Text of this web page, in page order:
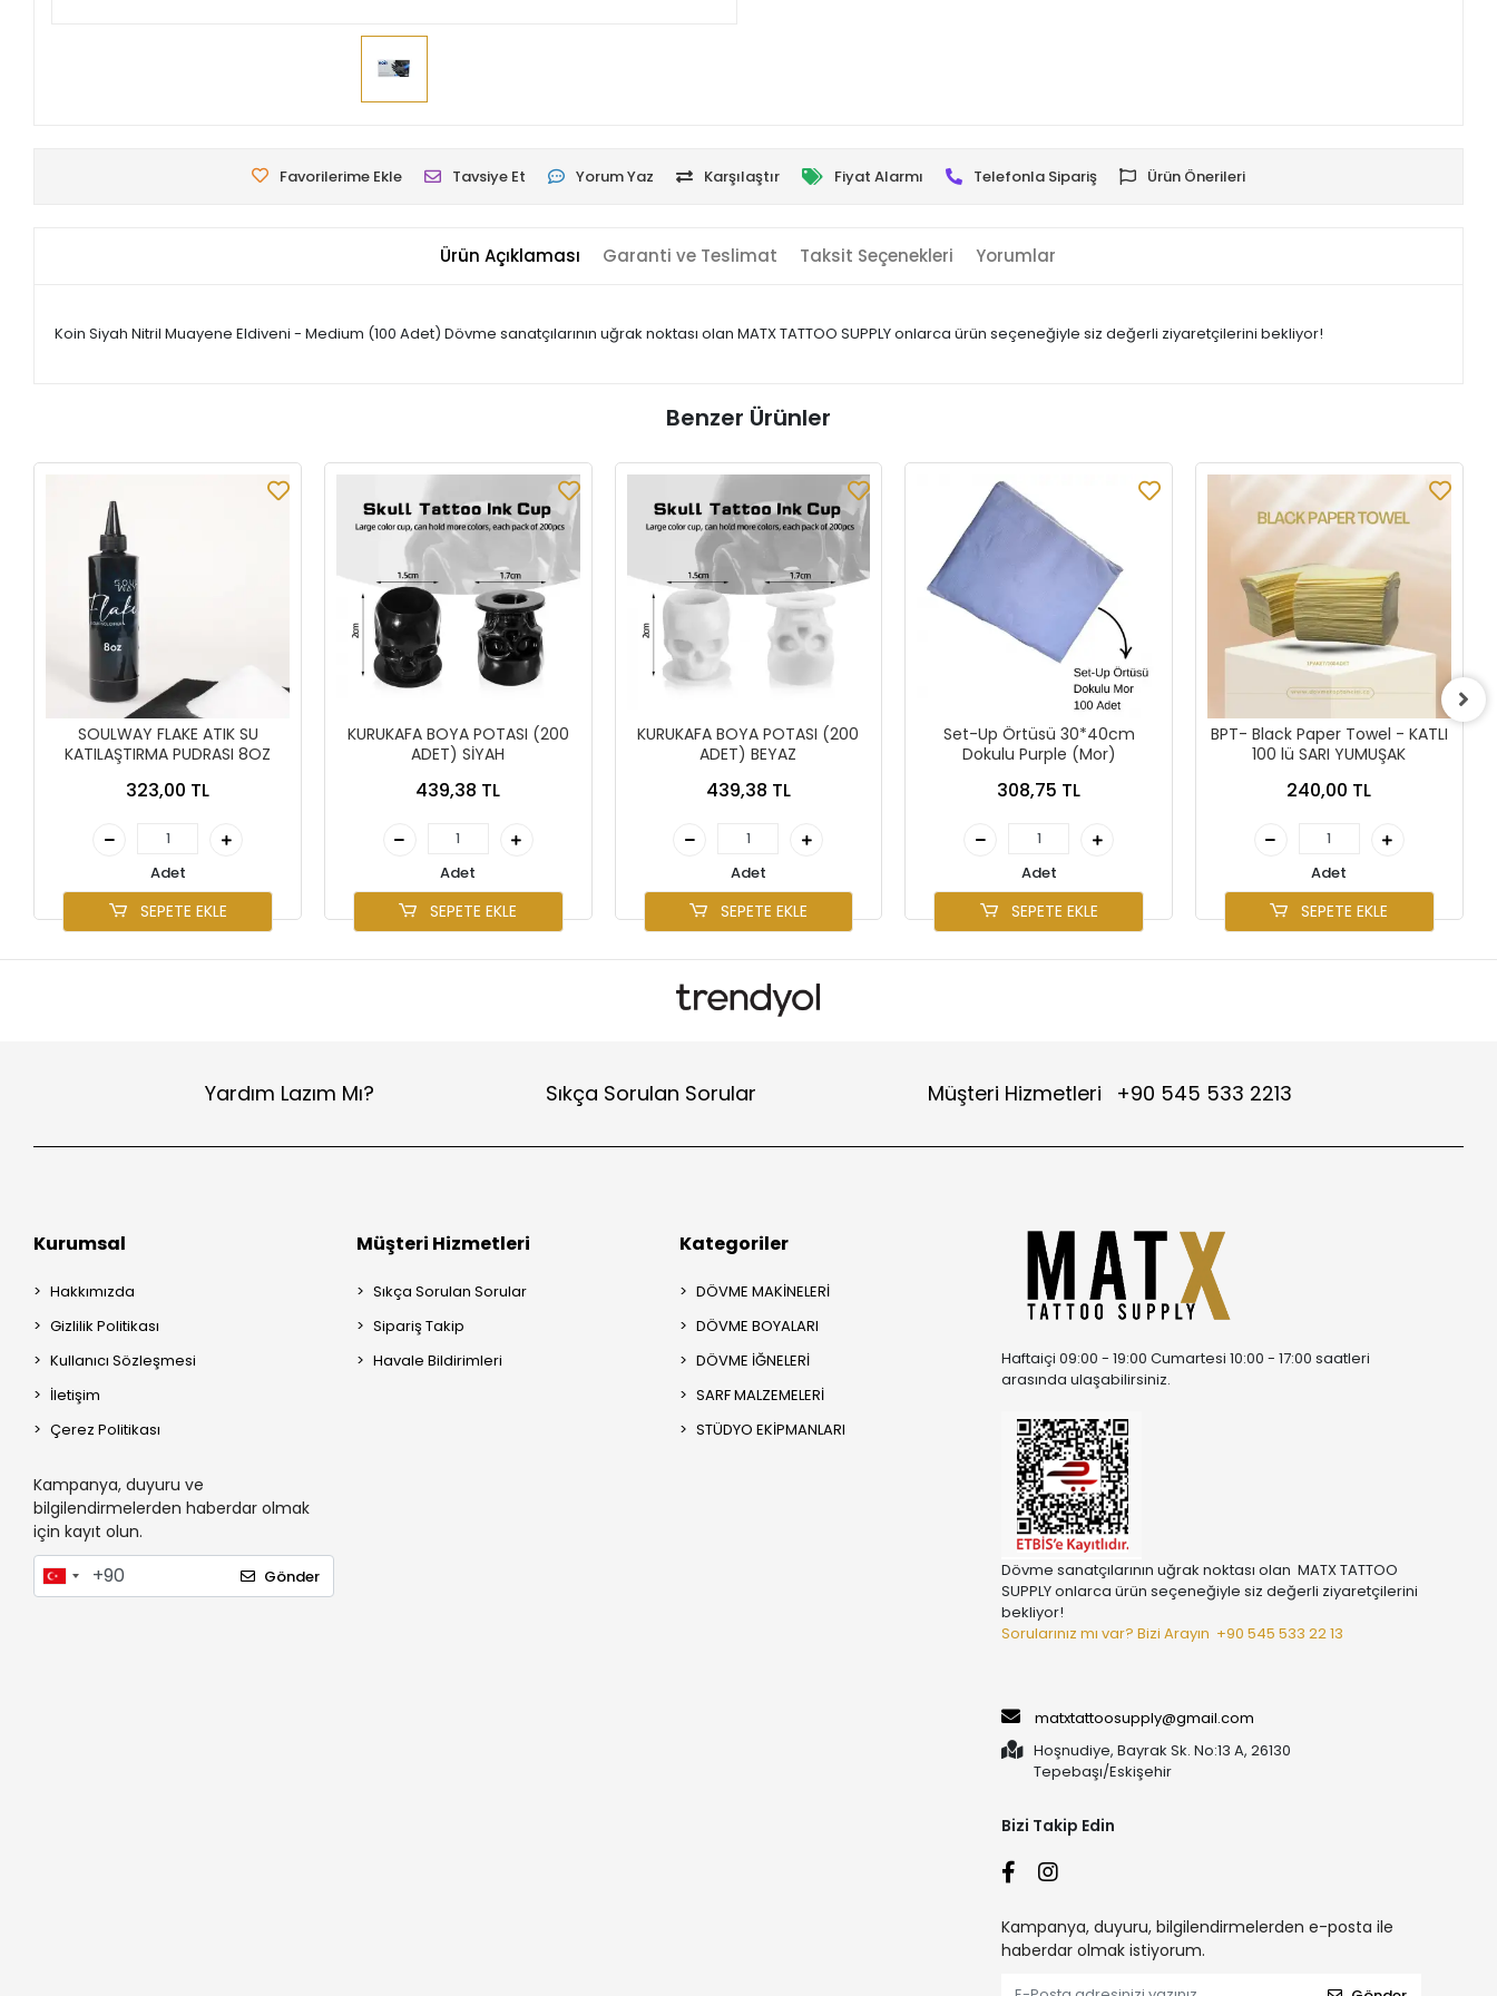
Favorilerime Ekle Tavsiye Et Yorum Yaz Karşılaştır Fiyat Alarmı Telefonla Sipariş Ürün Önerileri
Ürün Açıklaması Garanti ve Teslimat Taksit Seçenekleri Yorumlar
Koin Siyah Nitril Muayene Eldiveni - Medium (100 Adet) Dövme sanatçılarının uğrak noktası olan MATX TATTOO SUPPLY onlarca ürün seçeneğiyle siz değerli ziyaretçilerini bekliyor!
Benzer Ürünler
SOULWAY FLAKE ATIK SU
KATILAŞTIRMA PUDRASI 8OZ
323,00 TL
Adet
SEPETE EKLE
KURUKAFA BOYA POTASI (200
ADET) SİYAH
439,38 TL
Adet
SEPETE EKLE
KURUKAFA BOYA POTASI (200
ADET) BEYAZ
439,38 TL
Adet
SEPETE EKLE
Set-Up Örtüsü 30*40cm
Dokulu Purple (Mor)
308,75 TL
Adet
SEPETE EKLE
BPT- Black Paper Towel - KATLI
100 lü SARI YUMUŞAK
240,00 TL
Adet
SEPETE EKLE
Yardım Lazım Mı? Sıkça Sorulan Sorular Müşteri Hizmetleri +90 545 533 2213
Kurumsal
Hakkımızda
Gizlilik Politikası
Kullanıcı Sözleşmesi
İletişim
Çerez Politikası
Kampanya, duyuru ve
bilgilendirmelerden haberdar olmak
için kayıt olun.
Gönder
Müşteri Hizmetleri
Sıkça Sorulan Sorular
Sipariş Takip
Havale Bildirimleri
Kategoriler
DÖVME MAKİNELERİ
DÖVME BOYALARI
DÖVME İĞNELERİ
SARF MALZEMELERİ
STÜDYO EKİPMANLARI
Haftaiçi 09:00 - 19:00 Cumartesi 10:00 - 17:00 saatleri
arasında ulaşabilirsiniz.
Dövme sanatçılarının uğrak noktası olan MATX TATTOO
SUPPLY onlarca ürün seçeneğiyle siz değerli ziyaretçilerini
bekliyor!
Sorularınız mı var? Bizi Arayın +90 545 533 22 13
matxtattoosupply@gmail.com
Hoşnudiye, Bayrak Sk. No:13 A, 26130
Tepebaşı/Eskişehir
Bizi Takip Edin
Kampanya, duyuru, bilgilendirmelerden e-posta ile
haberdar olmak istiyorum.